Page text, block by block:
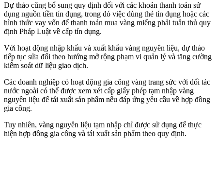
Dự thảo cũng bổ sung quy định đối với các khoản thanh toán sử
dụng nguồn tiền tín dụng, trong đó việc dùng thẻ tín dụng hoặc các
hình thức vay vốn để thanh toán mua vàng miếng phải tuân thủ quy
định Pháp Luật về cấp tín dụng.
Với hoạt động nhập khẩu và xuất khẩu vàng nguyên liệu, dự thảo
tiếp tục sửa đổi theo hướng mở rộng phạm vi quản lý và tăng cường
kiểm soát dữ liệu giao dịch.
Các doanh nghiệp có hoạt động gia công vàng trang sức với đối tác
nước ngoài có thể được xem xét cấp giấy phép tạm nhập vàng
nguyên liệu để tái xuất sản phẩm nếu đáp ứng yêu cầu về hợp đồng
gia công.
Tuy nhiên, vàng nguyên liệu tạm nhập chỉ được sử dụng để thực
hiện hợp đồng gia công và tái xuất sản phẩm theo quy định.